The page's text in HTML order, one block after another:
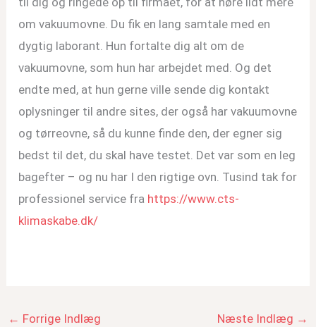
om vakuumovne. Du fik en lang samtale med en
dygtig laborant. Hun fortalte dig alt om de
vakuumovne, som hun har arbejdet med. Og det
endte med, at hun gerne ville sende dig kontakt
oplysninger til andre sites, der også har vakuumovne
og tørreovne, så du kunne finde den, der egner sig
bedst til det, du skal have testet. Det var som en leg
bagefter – og nu har I den rigtige ovn. Tusind tak for
professionel service fra https://www.cts-
klimaskabe.dk/
← Forrige Indlæg Næste Indlæg →